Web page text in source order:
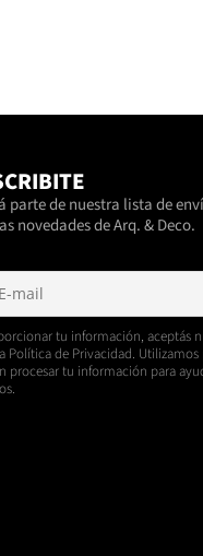
parte de nuestra lista de
novedades de Arq. & Deco.
tu información, aceptás
Política de Privacidad.
procesar tu información para